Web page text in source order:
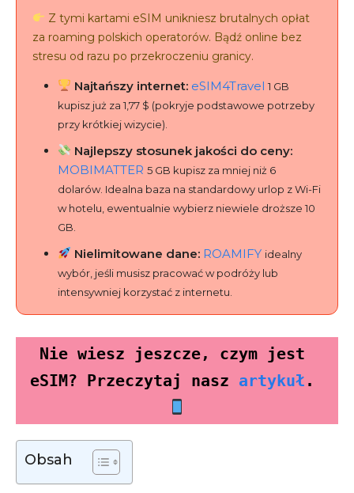
Z tymi kartami eSIM unikniesz brutalnych opłat
za roaming polskich operatorów. Bądź online bez
stresu od razu po przekroczeniu granicy.
Najtańszy internet: eSIM4Travel 1 GB
kupisz już za 1,77 $ (pokryje podstawowe potrzeby
przy krótkiej wizycie).
Najlepszy stosunek jakości do ceny:
MOBIMATTER 5 GB kupisz za mniej niż 6
dolarów. Idealna baza na standardowy urlop z Wi-Fi
w hotelu, ewentualnie wybierz niewiele droższe 10
GB.
Nielimitowane dane: ROAMIFY idealny
wybór, jeśli musisz pracować w podróży lub
intensywniej korzystać z internetu.
Nie wiesz jeszcze, czym jest
eSIM? Przeczytaj nasz artykuł .
Obsah